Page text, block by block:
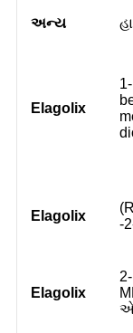
અન્ય
Elagolix
Elagolix
-
Elagolix